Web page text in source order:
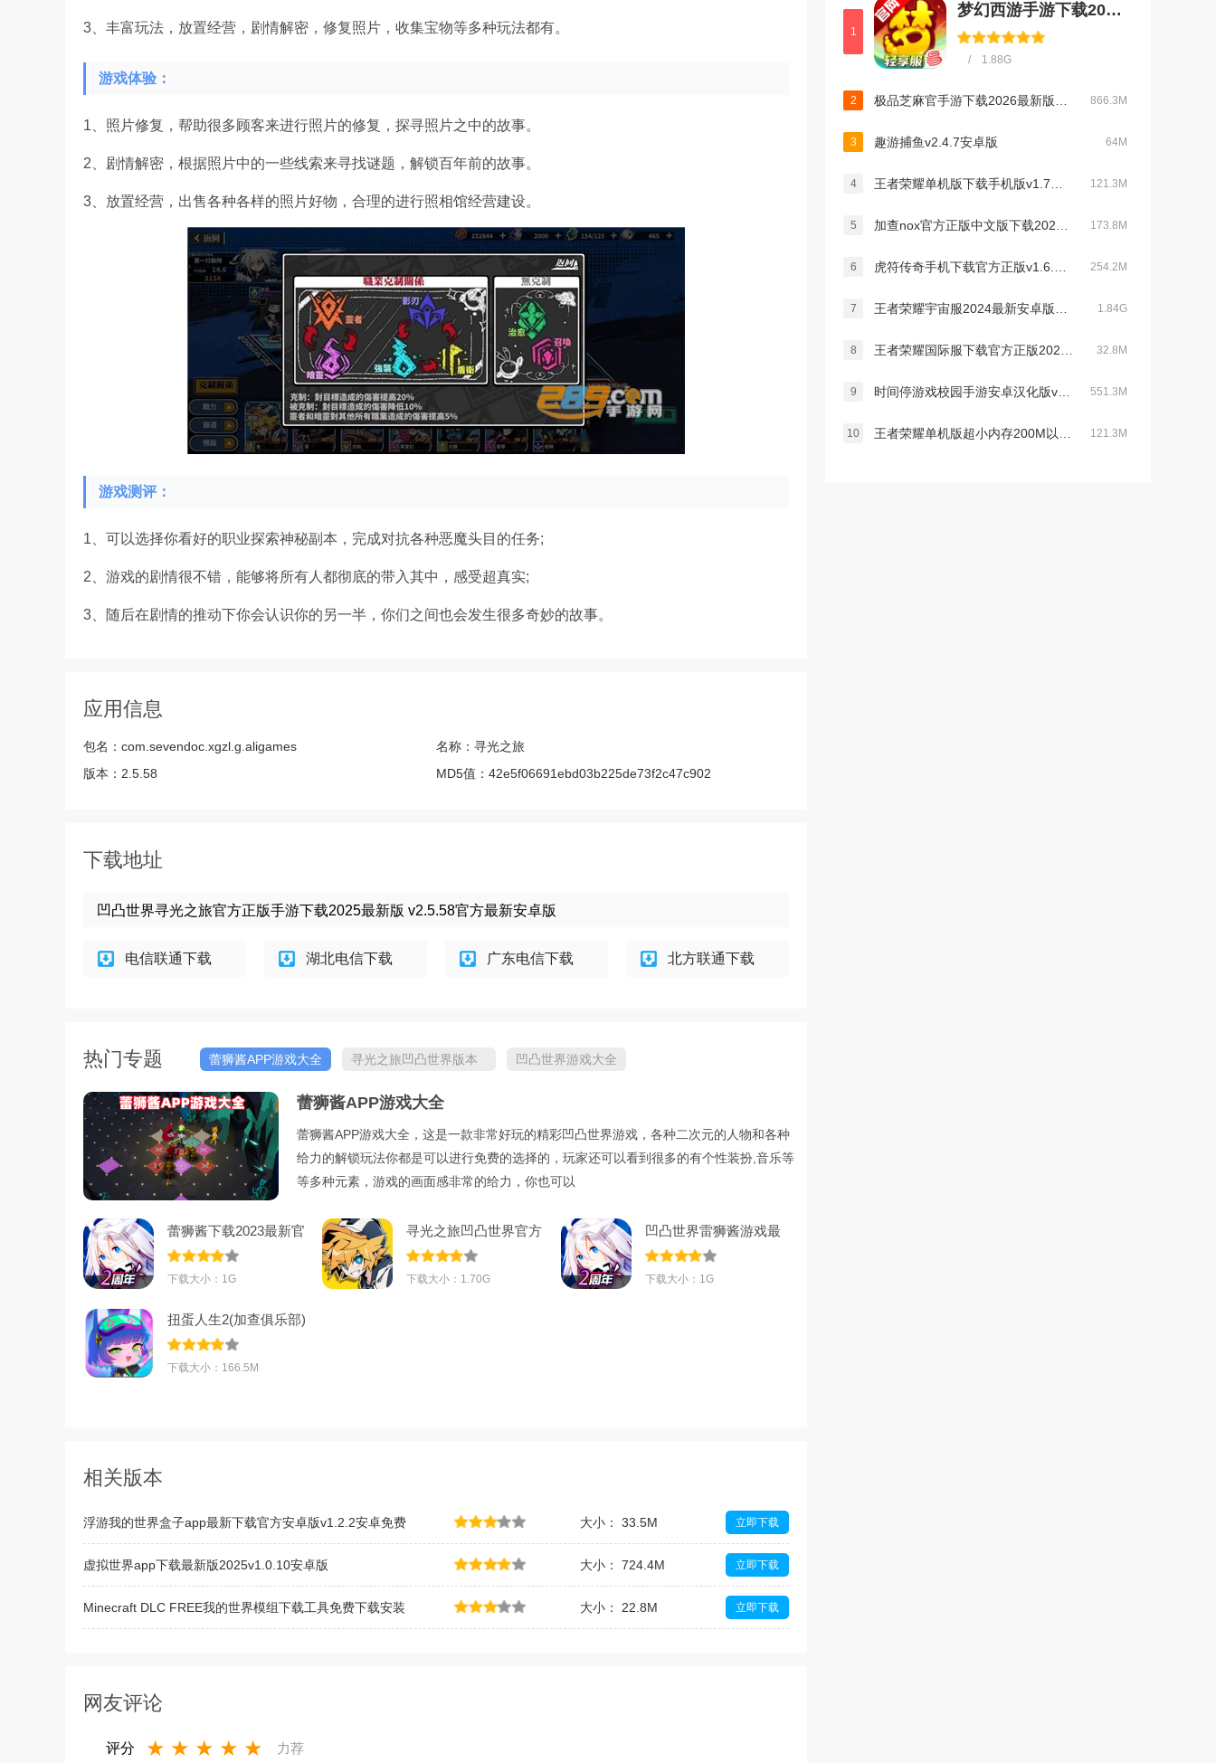
3、丰富玩法，放置经营，剧情解密，修复照片，收集宝物等多种玩法都有。
游戏体验：
1、照片修复，帮助很多顾客来进行照片的修复，探寻照片之中的故事。
2、剧情解密，根据照片中的一些线索来寻找谜题，解锁百年前的故事。
3、放置经营，出售各种各样的照片好物，合理的进行照相馆经营建设。
游戏测评：
1、可以选择你看好的职业探索神秘副本，完成对抗各种恶魔头目的任务;
2、游戏的剧情很不错，能够将所有人都彻底的带入其中，感受超真实;
3、随后在剧情的推动下你会认识你的另一半，你们之间也会发生很多奇妙的故事。
应用信息
包名： com.sevendoc.xgzl.g.aligames 名称： 寻光之旅
版本： 2.5.58 MD5值： 42e5f06691ebd03b225de73f2c47c902
下载地址
凹凸世界寻光之旅官方正版手游下载2025最新版 v2.5.58官方最新安卓版
电信联通下载 湖北电信下载 广东电信下载 北方联通下载
热门专题 蕾狮酱APP游戏大全
寻光之旅凹凸世界版本
凹凸世界游戏大全
蕾狮酱APP游戏大全
蕾狮酱APP游戏大全，这是一款非常好玩的精彩凹凸世界游戏，各种二次元的人物和各种
给力的解锁玩法你都是可以进行免费的选择的，玩家还可以看到很多的有个性装扮,音乐等
等多种元素，游戏的画面感非常的给力，你也可以
蕾狮酱下载2023最新官
方版v1.3.7 官
下载大小：1G
寻光之旅凹凸世界官方
下载2025手机
下载大小：1.70G
凹凸世界雷狮酱游戏最
新版本v1.3.7
下载大小：1G
扭蛋人生2(加查俱乐部)
凹凸世界202
下载大小：166.5M
相关版本
浮游我的世界盒子app最新下载官方安卓版v1.2.2安卓免费 大小： 33.5M 立即下载
虚拟世界app下载最新版2025v1.0.10安卓版 大小： 724.4M 立即下载
Minecraft DLC FREE我的世界模组下载工具免费下载安装 大小： 22.8M 立即下载
网友评论
评分 ★ ★ ★ ★ ★ 力荐
1
梦幻西游手游下载2026最新版v1.555.0官方版
/ 1.88G
2 866.3M
3 趣游捕鱼v2.4.7安卓版 64M
4 121.3M
5 173.8M
6 254.2M
7 1.84G
8 32.8M
9 551.3M
10 121.3M